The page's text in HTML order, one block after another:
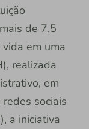
de 7,5
em uma
realizada
em
sociais
a iniciativa